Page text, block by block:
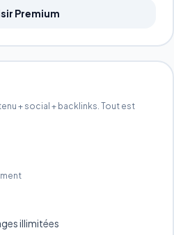
Premium
+ social + backlinks. Tout est
illimitées